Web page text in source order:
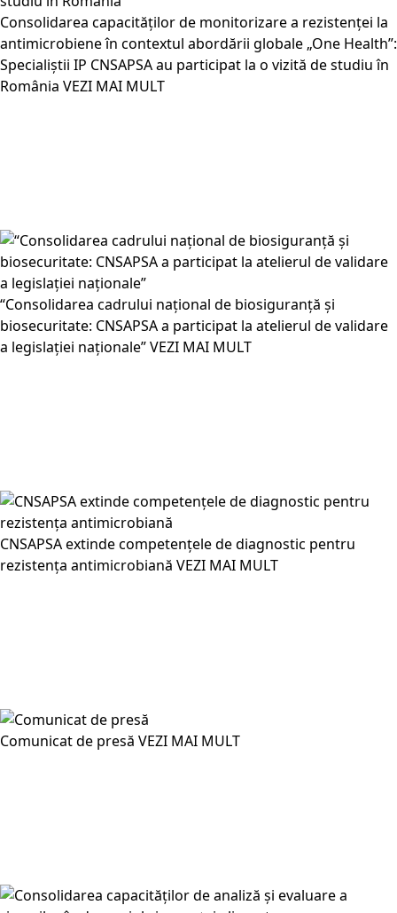
Consolidarea capacităților de monitorizare a rezistenței la
antimicrobiene în contextul abordării globale „One Health”:
Specialiștii IP CNSAPSA au participat la o vizită de studiu în
România VEZI MAI MULT
“Consolidarea cadrului național de biosiguranță și
biosecuritate: CNSAPSA a participat la atelierul de validare
a legislației naționale”VEZI MAI MULT
CNSAPSA extinde competențele de diagnostic pentru
rezistența antimicrobiană VEZI MAI MULT
Comunicat de presă VEZI MAI MULT